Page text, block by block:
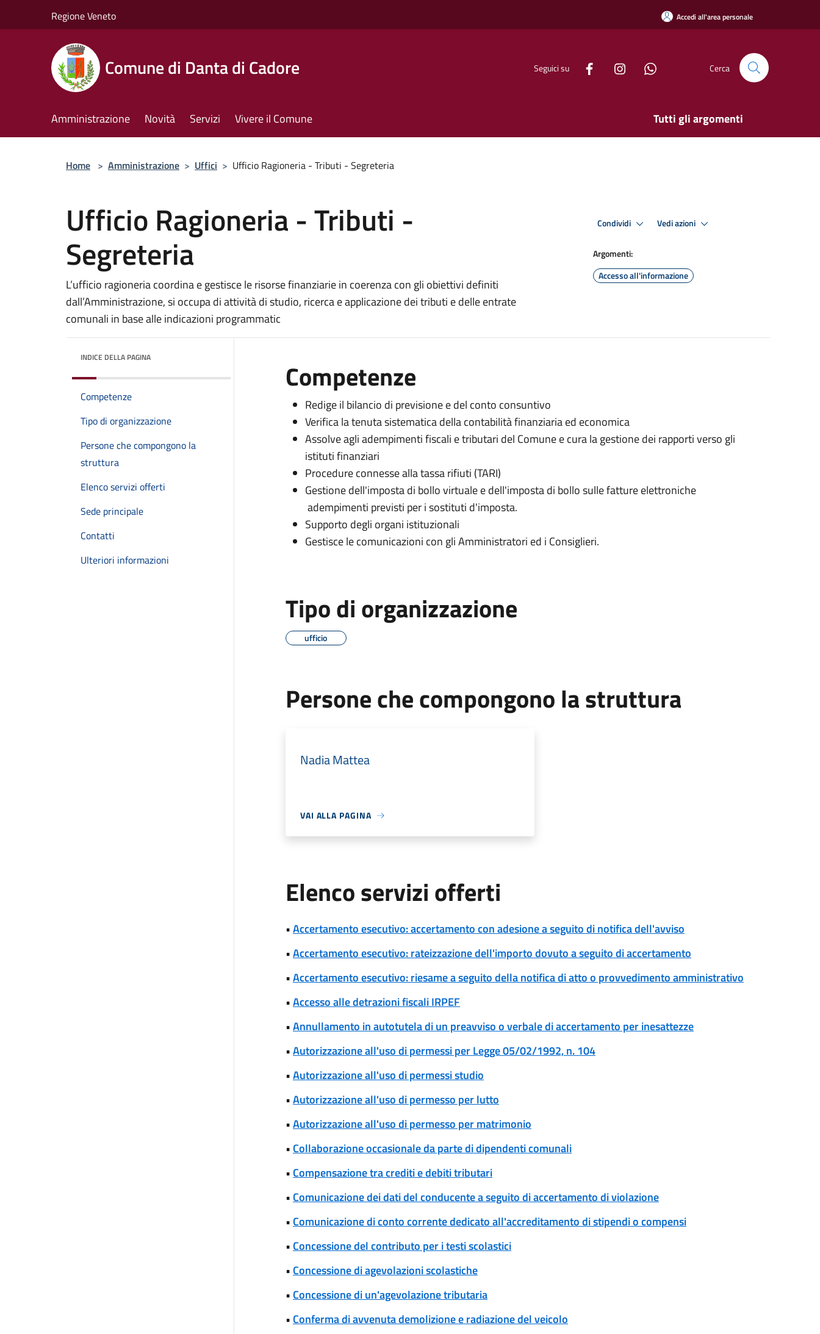
Regione Veneto Accedi all'area personale
Comune di Danta di Cadore Seguici su Cerca
Amministrazione Novità Servizi Vivere il Comune Tutti gli argomenti
Home > Amministrazione > Uffici > Ufficio Ragioneria - Tributi - Segreteria
Ufficio Ragioneria - Tributi -
Segreteria
L’ufficio ragioneria coordina e gestisce le risorse finanziarie in coerenza con gli obiettivi definiti
dall’Amministrazione, si occupa di attività di studio, ricerca e applicazione dei tributi e delle entrate
comunali in base alle indicazioni programmatic
Condividi Vedi azioni
Argomenti:
Accesso all'informazione
INDICE DELLA PAGINA
Competenze
Tipo di organizzazione
Persone che compongono la
struttura
Elenco servizi offerti
Sede principale
Contatti
Ulteriori informazioni
Competenze
Redige il bilancio di previsione e del conto consuntivo
Verifica la tenuta sistematica della contabilità finanziaria ed economica
Assolve agli adempimenti fiscali e tributari del Comune e cura la gestione dei rapporti verso gli
istituti finanziari
Procedure connesse alla tassa rifiuti (TARI)
Gestione dell'imposta di bollo virtuale e dell'imposta di bollo sulle fatture elettroniche
adempimenti previsti per i sostituti d'imposta.
Supporto degli organi istituzionali
Gestisce le comunicazioni con gli Amministratori ed i Consiglieri.
Tipo di organizzazione
ufficio
Persone che compongono la struttura
Nadia Mattea
VAI ALLA PAGINA
Elenco servizi offerti
•Accertamento esecutivo: accertamento con adesione a seguito di notifica dell'avviso
•Accertamento esecutivo: rateizzazione dell'importo dovuto a seguito di accertamento
•Accertamento esecutivo: riesame a seguito della notifica di atto o provvedimento amministrativo
•Accesso alle detrazioni fiscali IRPEF
•Annullamento in autotutela di un preavviso o verbale di accertamento per inesattezze
•Autorizzazione all'uso di permessi per Legge 05/02/1992, n. 104
•Autorizzazione all'uso di permessi studio
•Autorizzazione all'uso di permesso per lutto
•Autorizzazione all'uso di permesso per matrimonio
• Collaborazione occasionale da parte di dipendenti comunali
• Compensazione tra crediti e debiti tributari
• Comunicazione dei dati del conducente a seguito di accertamento di violazione
• Comunicazione di conto corrente dedicato all'accreditamento di stipendi o compensi
• Concessione del contributo per i testi scolastici
• Concessione di agevolazioni scolastiche
• Concessione di un'agevolazione tributaria
• Conferma di avvenuta demolizione e radiazione del veicolo